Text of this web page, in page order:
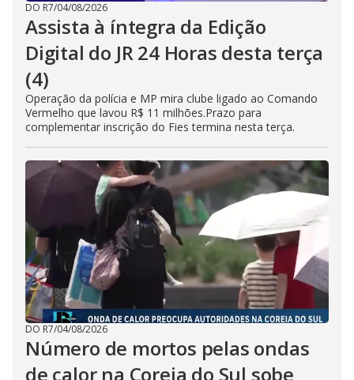
DO R7/04/08/2026
Assista à íntegra da Edição
Digital do JR 24 Horas desta terça
(4)
Operação da polícia e MP mira clube ligado ao Comando
Vermelho que lavou R$ 11 milhões.Prazo para
complementar inscrição do Fies termina nesta terça.
DO R7/04/08/2026
Número de mortos pelas ondas
de calor na Coreia do Sul sobe